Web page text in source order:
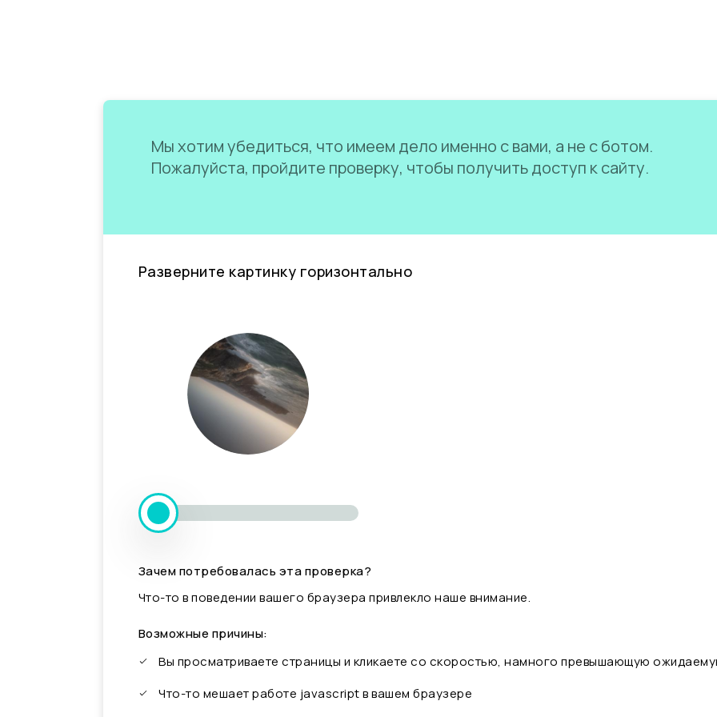
Мы хотим убедиться, что имеем дело именно с вами, а не с ботом.
Пожалуйста, пройдите проверку, чтобы получить доступ к сайту.
Разверните картинку горизонтально
Зачем потребовалась эта проверка?
Что-то в поведении вашего браузера привлекло наше внимание.
Возможные причины:
Вы просматриваете страницы и кликаете со скоростью, намного превышающую
Что-то мешает работе javascript в вашем браузере